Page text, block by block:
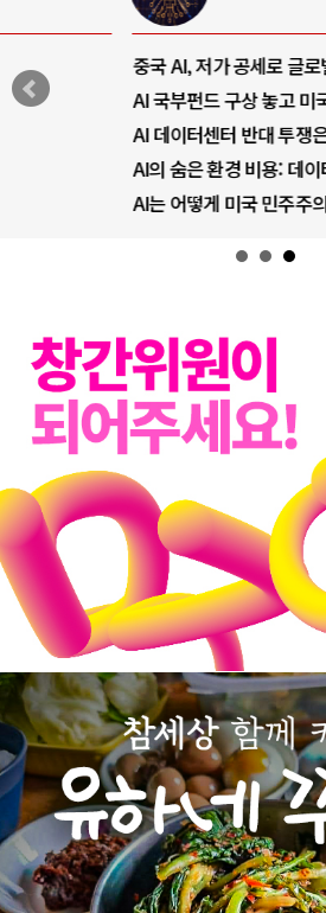
중국 AI, 저가 공세로 글로벌 토큰 시..
AI 국부펀드 구상 놓고 미국 진보진영 ..
AI 데이터센터 반대 투쟁은 새로운 글로..
AI의 숨은 환경 비용: 데이터센터 확산..
AI는 어떻게 미국 민주주의를 잠식하고 ..